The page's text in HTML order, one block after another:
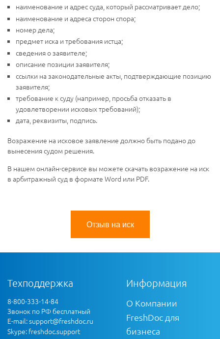
наименование и адрес суда, который рассматривает дело;
наименование и адреса сторон спора;
номер дела;
предмет иска и требования истца;
сведения о заявителе;
описание позиции заявителя;
ссылки на законодательные акты, подтверждающие позицию
заявителя;
требование к суду (например, просьба отказать в
удовлетворении исковых требований);
дата, реквизиты, подпись.
Возражение на исковое заявление должно быть подано до
вынесения судом решения.
В нашем онлайн-сервисе вы можете скачать возражение на иск
в арбитражный суд в формате Word или PDF.
Отзыв на иск
Техподдержка
8-800-333-14-84
Звонок по РФ бесплатный
E-mail:support@freshdoc.ru
Skype: freshdoc.support
Информация
О Компании
FreshDoc для
бизнеса